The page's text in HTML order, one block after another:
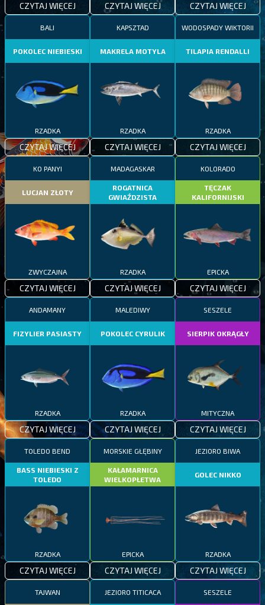
CZYTAJ WIĘCEJ CZYTAJ WIĘCEJ CZYTAJ WIĘCEJ
BALI
POKOLEC NIEBIESKI
RZADKA
CZYTAJ WIĘCEJ
KAPSZTAD
MAKRELA MOTYLA
RZADKA
CZYTAJ WIĘCEJ
WODOSPADY WIKTORII
TILAPIA RENDALLI
RZADKA
CZYTAJ WIĘCEJ
KO PANYI
LUCJAN ZŁOTY
ZWYCZAJNA
CZYTAJ WIĘCEJ
MADAGASKAR
ROGATNICA
GWIAŹDZISTA
RZADKA
CZYTAJ WIĘCEJ
KOLORADO
TĘCZAK
KALIFORNIJSKI
EPICKA
CZYTAJ WIĘCEJ
ANDAMANY
FIZYLIER PASIASTY
RZADKA
CZYTAJ WIĘCEJ
MALEDIWY
POKOLEC CYRULIK
RZADKA
CZYTAJ WIĘCEJ
SESZELE
SIERPIK OKRĄGŁY
MITYCZNA
CZYTAJ WIĘCEJ
TOLEDO BEND
BASS NIEBIESKI Z
TOLEDO
RZADKA
CZYTAJ WIĘCEJ
MORSKIE GŁĘBINY
KAŁAMARNICA
WIELKOPŁETWA
EPICKA
CZYTAJ WIĘCEJ
JEZIORO BIWA
GOLEC NIKKO
RZADKA
CZYTAJ WIĘCEJ
TAJWAN JEZIORO TITICACA SESZELE